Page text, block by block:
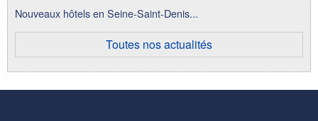
Nouveaux hôtels en Seine-Saint-Denis...
Toutes nos actualités